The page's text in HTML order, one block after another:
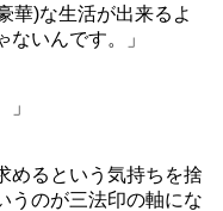
華)な生活が出来るよ
いんです。」
めるという気持ちを捨
うのが三法印の軸にな